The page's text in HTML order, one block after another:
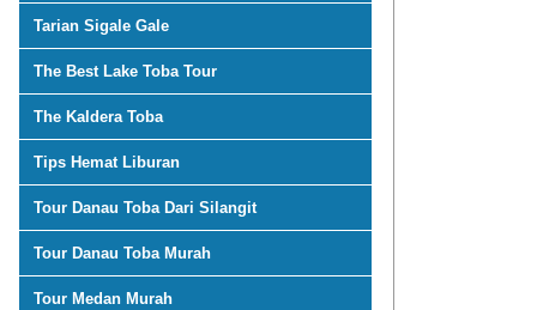
Tarian Sigale Gale
The Best Lake Toba Tour
The Kaldera Toba
Tips Hemat Liburan
Tour Danau Toba Dari Silangit
Tour Danau Toba Murah
Tour Medan Murah